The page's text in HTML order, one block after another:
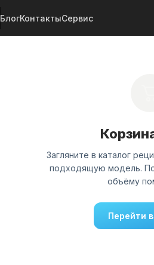
БлогКонтактыСервис
Загляните в каталог
подходящую модель.
объёму
Перейти